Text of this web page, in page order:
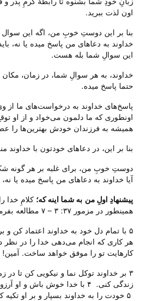
اون لذت ببرید.
بنا بر این دوستِ خوبِ من، اگه این
خداوند به دعا‌های من پاسخ میده یا نه،
این سوالِ شما بله هست.
خداوند، به هر سوالِ شما، در زمان،
حتما پاسخ میده.
پاسخ‌های خداوند به درخواست‌های ما از
اونطوری که ما دلمون می‌‌خواد و از او
همیشه به فرزندان خودش بهترین‌ها را
بنا بر این، در دعا‌های خودتون با خداوند
دوستِ خوبِ من، برای غلبه بر هر گونه
آیا خداوند به دعا‌های من پاسخ میده یا
پیشنهادِ اولِ من به شما اینه که؛
همینطور در مزمور ۳۷: ۳ – ۷ مطالعه بفرمایید.
هر کاری که انجام می‌دهی خدا را در نظر
کارهایت تو را موفق خواهد ساخت. آمین! امثال
۳ بر خداوند توکل نما و نیکویی کن تا در
زندگی کنی. ۴ با خدا خوش باش و
۵ خودت را به خداوند بسپار و بر او تکیه